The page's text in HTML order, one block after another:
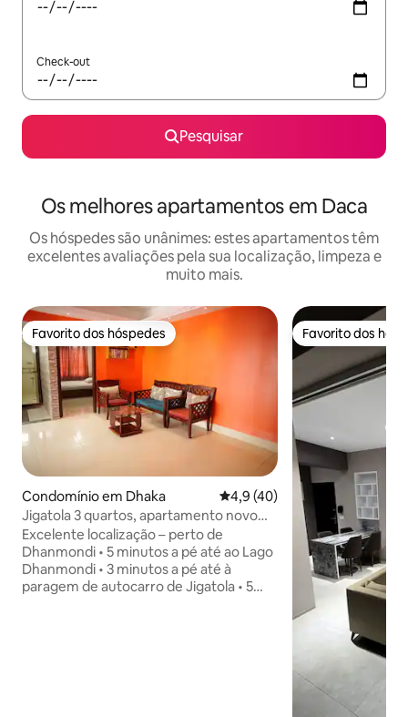
Check-out
Pesquisar
Os melhores apartamentos em Daca
Os hóspedes são unânimes: estes apartamentos têm
excelentes avaliações pela sua localização, limpeza e
muito mais.
Favorito dos hóspedes
Favorito dos hóspedes
Condomínio em Dhaka Classificação média de 4,9
4,9 (40)
Jigatola 3 quartos, apartamento novo
perto de Dhanmondi | 3 ares-
condicionados, banheira
Excelente localização – perto de
Dhanmondi • 5 minutos a pé até ao Lago
Dhanmondi • 3 minutos a pé até à
paragem de autocarro de Jigatola • 5
Favorito dos
Favorito dos